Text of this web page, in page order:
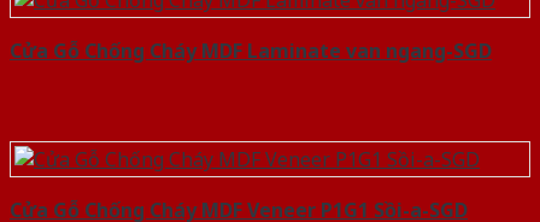
Cửa Gỗ Chống Cháy MDF Laminate van ngang-SGD
Cửa Gỗ Chống Cháy MDF Veneer P1G1 Sồi-a-SGD